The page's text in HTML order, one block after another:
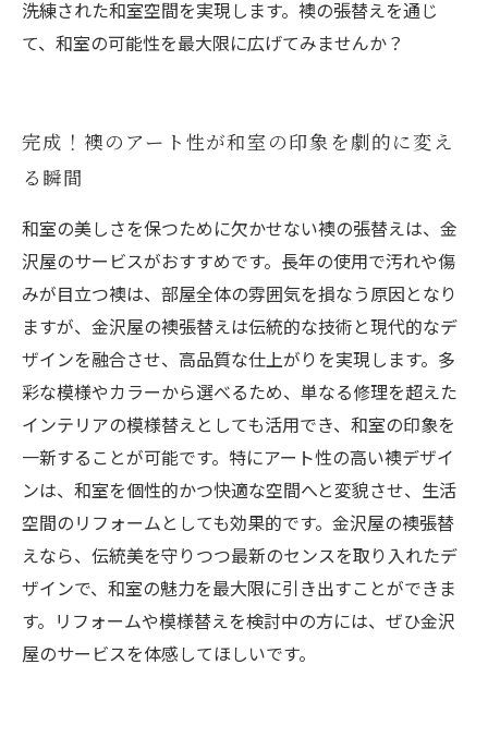
洗練された和室空間を実現します。襖の張替えを通じ
て、和室の可能性を最大限に広げてみませんか？
完成！襖のアート性が和室の印象を劇的に変え
る瞬間
和室の美しさを保つために欠かせない襖の張替えは、金
沢屋のサービスがおすすめです。長年の使用で汚れや傷
みが目立つ襖は、部屋全体の雰囲気を損なう原因となり
ますが、金沢屋の襖張替えは伝統的な技術と現代的なデ
ザインを融合させ、高品質な仕上がりを実現します。多
彩な模様やカラーから選べるため、単なる修理を超えた
インテリアの模様替えとしても活用でき、和室の印象を
一新することが可能です。特にアート性の高い襖デザイ
ンは、和室を個性的かつ快適な空間へと変貌させ、生活
空間のリフォームとしても効果的です。金沢屋の襖張替
えなら、伝統美を守りつつ最新のセンスを取り入れたデ
ザインで、和室の魅力を最大限に引き出すことができま
す。リフォームや模様替えを検討中の方には、ぜひ金沢
屋のサービスを体感してほしいです。